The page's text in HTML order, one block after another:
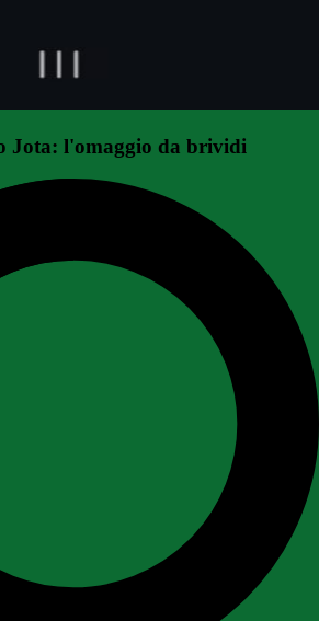
Jota: l'omaggio da brividi